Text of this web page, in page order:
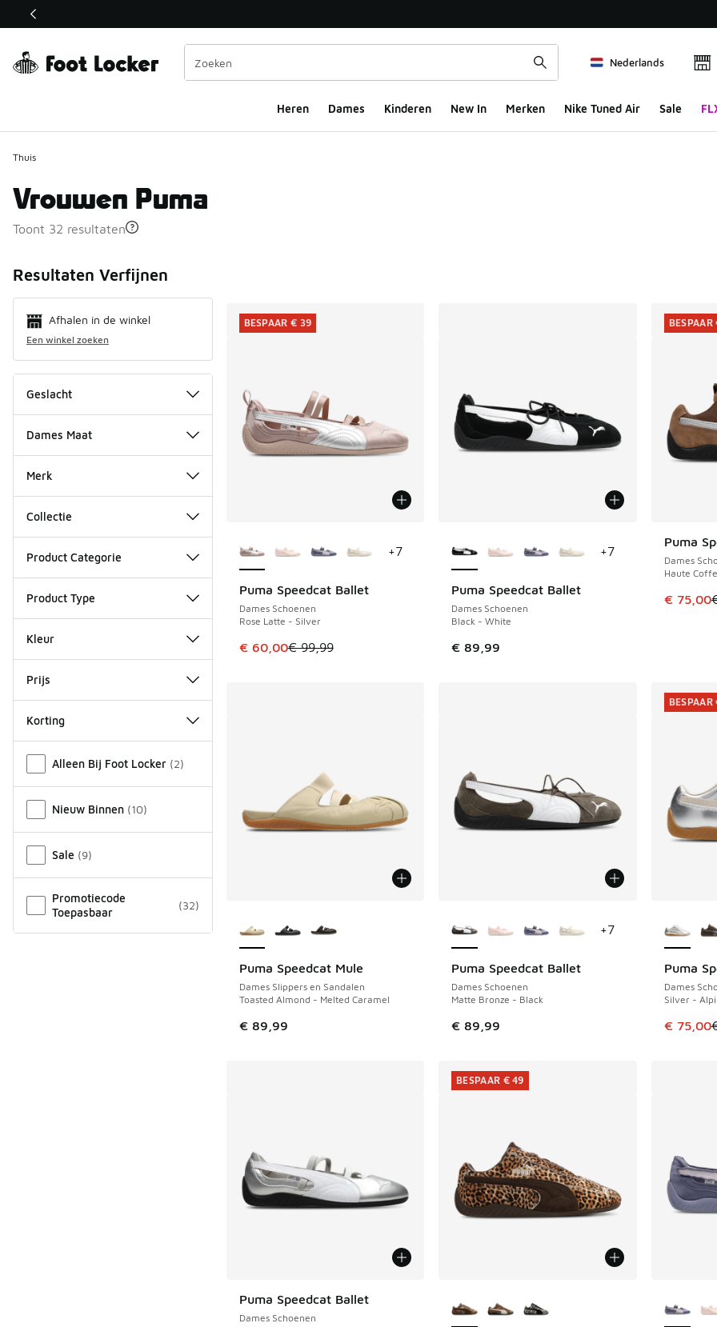
Deze link wordt geopend in een nieuw venster
Nederlands
Heren Dames Kinderen New In Merken Nike Tuned Air Sale
Thuis
Vrouwen Puma
Toont 32 resultaten
Resultaten Verfijnen
Afhalen in de winkel
Een winkel zoeken
Geslacht
Dames Maat
Merk
Collectie
Product Categorie
Product Type
Kleur
Prijs
Korting
Alleen Bij Foot Locker (2)
Nieuw Binnen (10)
Sale (9)
Promotiecode
Toepasbaar
(32)
Puma Speedcat Ballet
Dames Schoenen
Rose Latte - Silver
Dit artikel is in de uitverkoop. Dit artikel is in de aanbieding Prijs verlaagd van €
€ 60,00€ 99,99
BESPAAR € 39
+7
BESPAAR € 39
Puma Speedcat Ballet
Dames Schoenen
Black - White
€ 89,99
+7
Puma
Dames
Haute
Dit
€ 75,00
BESPAAR
Puma Speedcat Mule
Dames Slippers en Sandalen
Toasted Almond - Melted Caramel
€ 89,99
Puma Speedcat Ballet
Dames Schoenen
Matte Bronze - Black
€ 89,99
+7
Puma
Dames
Silver -
Dit
€ 75,00
BESPAAR
Puma Speedcat Ballet
Dames Schoenen
BESPAAR € 49